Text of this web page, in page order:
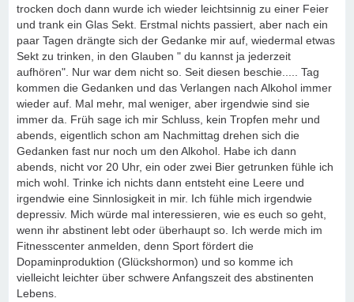
trocken doch dann wurde ich wieder leichtsinnig zu einer Feier
und trank ein Glas Sekt. Erstmal nichts passiert, aber nach ein
paar Tagen drängte sich der Gedanke mir auf, wiedermal etwas
Sekt zu trinken, in den Glauben " du kannst ja jederzeit
aufhören". Nur war dem nicht so. Seit diesen beschie..... Tag
kommen die Gedanken und das Verlangen nach Alkohol immer
wieder auf. Mal mehr, mal weniger, aber irgendwie sind sie
immer da. Früh sage ich mir Schluss, kein Tropfen mehr und
abends, eigentlich schon am Nachmittag drehen sich die
Gedanken fast nur noch um den Alkohol. Habe ich dann
abends, nicht vor 20 Uhr, ein oder zwei Bier getrunken fühle ich
mich wohl. Trinke ich nichts dann entsteht eine Leere und
irgendwie eine Sinnlosigkeit in mir. Ich fühle mich irgendwie
depressiv. Mich würde mal interessieren, wie es euch so geht,
wenn ihr abstinent lebt oder überhaupt so. Ich werde mich im
Fitnesscenter anmelden, denn Sport fördert die
Dopaminproduktion (Glückshormon) und so komme ich
vielleicht leichter über schwere Anfangszeit des abstinenten
Lebens.